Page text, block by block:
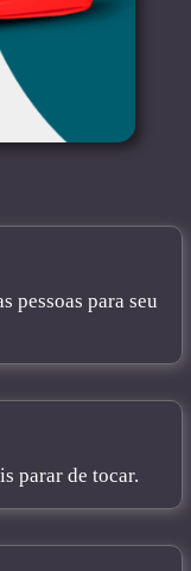
pessoas para seu
parar de tocar.